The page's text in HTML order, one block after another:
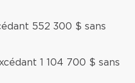
552 300 $ sans
1 104 700 $ sans